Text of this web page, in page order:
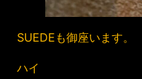
SUEDEも御座います。
ハイ